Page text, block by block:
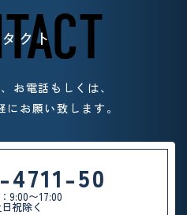
クト
お電話もしくは、
にお願い致します。
4711-50
9:00〜17:00
祝除く